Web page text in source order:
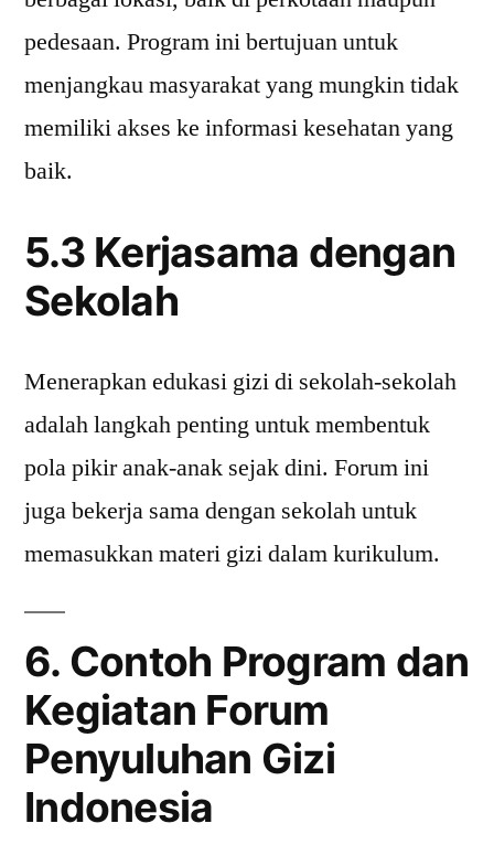
pedesaan. Program ini bertujuan untuk
menjangkau masyarakat yang mungkin tidak
memiliki akses ke informasi kesehatan yang
baik.
5.3 Kerjasama dengan
Sekolah
Menerapkan edukasi gizi di sekolah-sekolah
adalah langkah penting untuk membentuk
pola pikir anak-anak sejak dini. Forum ini
juga bekerja sama dengan sekolah untuk
memasukkan materi gizi dalam kurikulum.
6. Contoh Program dan
Kegiatan Forum
Penyuluhan Gizi
Indonesia